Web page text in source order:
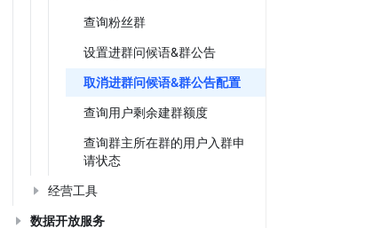
查询粉丝群
设置进群问候语&群公告
取消进群问候语&群公告配置
查询用户剩余建群额度
查询群主所在群的用户入群申
请状态
经营工具
数据开放服务